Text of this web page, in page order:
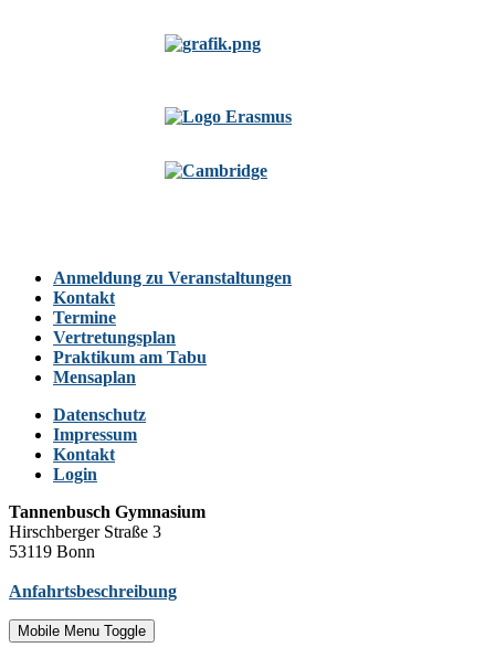
Anmeldung zu Veranstaltungen
Kontakt
Termine
Vertretungsplan
Praktikum am Tabu
Mensaplan
Datenschutz
Impressum
Kontakt
Login
Tannenbusch Gymnasium
Hirschberger Straße 3
53119 Bonn
Anfahrtsbeschreibung
Mobile Menu Toggle